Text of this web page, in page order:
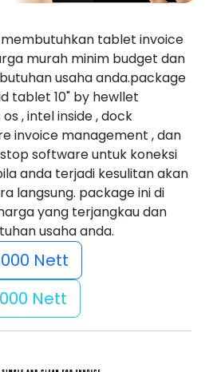
membutuhkan tablet invoice
murah minim budget dan
usaha anda.package
tablet 10" by hewllet
, intel inside , dock
invoice management , dan
software untuk koneksi
anda terjadi kesulitan akan
langsung. package ini di
yang terjangkau dan
usaha anda.
Nett
Nett